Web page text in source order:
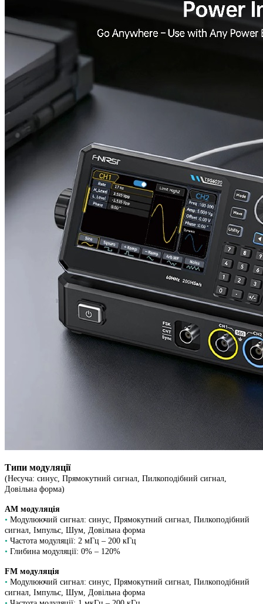
Типи модуляції
(Несуча: синус, Прямокутний сигнал, Пилкоподібний сигнал,
Довільна форма)
AM модуляція
• Модулюючий сигнал: синус, Прямокутний сигнал, Пилкоподібний
сигнал, Імпульс, Шум, Довільна форма
• Частота модуляції: 2 мГц – 200 кГц
• Глибина модуляції: 0% – 120%
FM модуляція
• Модулюючий сигнал: синус, Прямокутний сигнал, Пилкоподібний
сигнал, Імпульс, Шум, Довільна форма